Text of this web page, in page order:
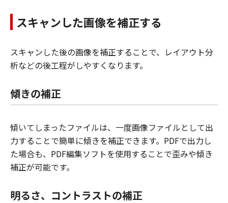
スキャンした画像を補正する
スキャンした後の画像を補正することで、レイアウト分
析などの後工程がしやすくなります。
傾きの補正
傾いてしまったファイルは、一度画像ファイルとして出
力することで簡単に傾きを補正できます。PDFで出力し
た場合も、PDF編集ソフトを使用することで歪みや傾き
補正が可能です。
明るさ、コントラストの補正